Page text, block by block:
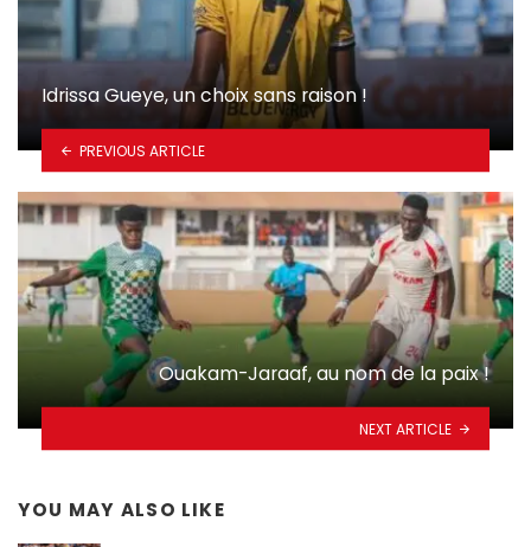
Idrissa Gueye, un choix sans raison !
PREVIOUS ARTICLE
Ouakam-Jaraaf, au nom de la paix !
NEXT ARTICLE
YOU MAY ALSO LIKE